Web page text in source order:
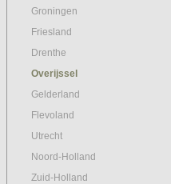
Groningen
Friesland
Drenthe
Overijssel
Gelderland
Flevoland
Utrecht
Noord-Holland
Zuid-Holland